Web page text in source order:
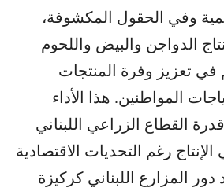
وفي الحقول المكشوفة،
الدواجن والبيض واللحوم
تعزيز وفرة المنتجات
المواطنين. هذا الأداء
القطاع الزراعي اللبناني
رغم التحديات الاقتصادية
دور المزارع اللبناني كركيزة